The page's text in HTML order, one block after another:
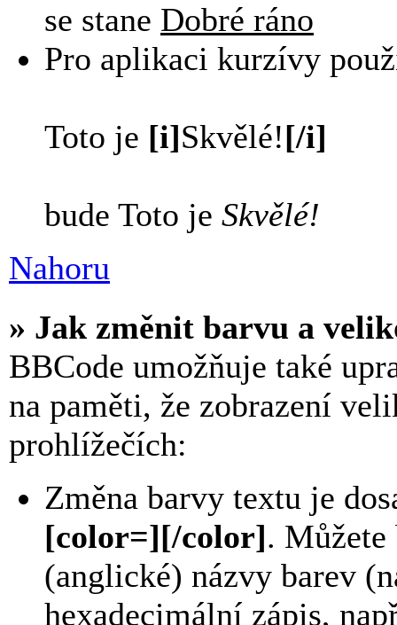
se stane Dobré ráno
Pro aplikaci kurzívy
Toto je [i]Skvělé![/i]
bude Toto je Skvělé!
Nahoru
» Jak změnit barvu a
BBCode umožňuje také
na paměti, že zobrazení
prohlížečích:
Změna barvy textu je
[color=][/color].
(anglické) názvy barev
hexadecimální zápis,